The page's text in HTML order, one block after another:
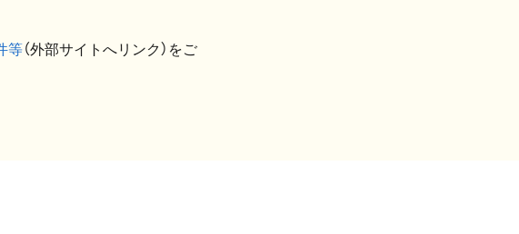
等（外部サイトへリンク）をご